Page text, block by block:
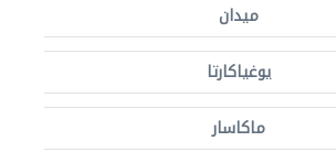
ميدان
يوغياكارتا
ماكاسار